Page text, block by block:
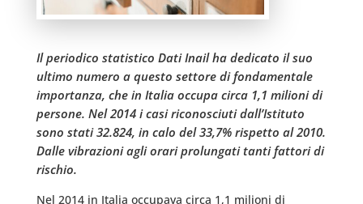
Il periodico statistico Dati Inail ha dedicato il suo
ultimo numero a questo settore di fondamentale
importanza, che in Italia occupa circa 1,1 milioni di
persone. Nel 2014 i casi riconosciuti dall’Istituto
sono stati 32.824, in calo del 33,7% rispetto al 2010.
Dalle vibrazioni agli orari prolungati tanti fattori di
rischio.
Nel 2014 in Italia occupava circa 1,1 milioni di